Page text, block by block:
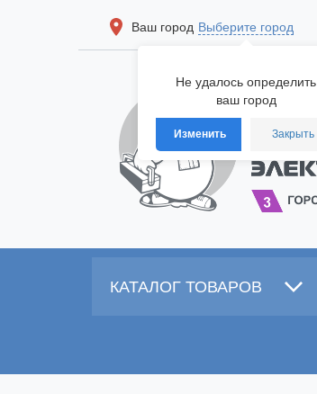
Не удалось определить
ваш город
Изменить Закрыть
Ваш город Выберите город
КАТАЛОГ ТОВАРОВ